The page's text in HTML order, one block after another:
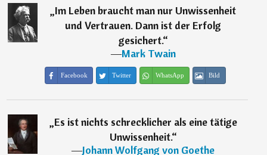
„Im Leben braucht man nur Unwissenheit
und Vertrauen. Dann ist der Erfolg
gesichert.“
―Mark Twain
Facebook Twitter WhatsApp Bild
„Es ist nichts schrecklicher als eine tätige
Unwissenheit.“
―Johann Wolfgang von Goethe